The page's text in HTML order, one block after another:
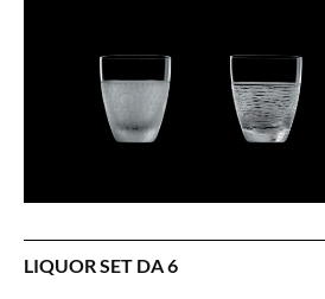
LIQUOR SET DA 6